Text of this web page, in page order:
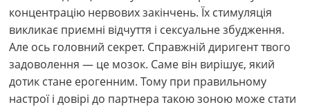
концентрацію нервових закінчень. Їх стимуляція
викликає приємні відчуття і сексуальне збудження.
Але ось головний секрет. Справжній диригент твого
задоволення — це мозок. Саме він вирішує, який
дотик стане ерогенним. Тому при правильному
настрої і довірі до партнера такою зоною може стати